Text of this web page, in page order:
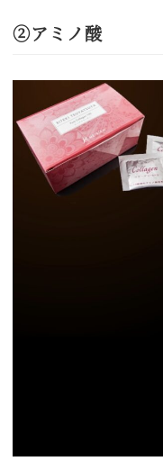
②アミノ酸